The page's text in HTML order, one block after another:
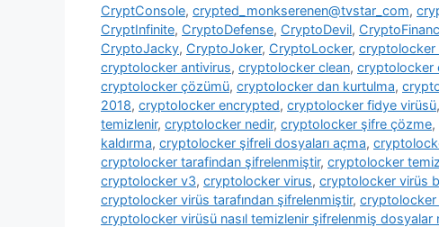
CryptConsole, crypted_monkserenen@tvstar_com,
CryptInfinite, CryptoDefense, CryptoDevil,
CryptoJacky, CryptoJoker, CryptoLocker, cryptolocker
cryptolocker antivirus, cryptolocker clean, cryptolocker
cryptolocker çözümü, cryptolocker dan kurtulma,
2018, cryptolocker encrypted, cryptolocker fidye virüsü,
temizlenir, cryptolocker nedir, cryptolocker şifre çözme,
kaldırma, cryptolocker şifreli dosyaları açma,
cryptolocker tarafindan şifrelenmiştir, cryptolocker
cryptolocker v3, cryptolocker virus, cryptolocker virüs
cryptolocker virüs tarafından şifrelenmiştir, cryptolocker
cryptolocker virüsü nasıl temizlenir şifrelenmiş dosyalar